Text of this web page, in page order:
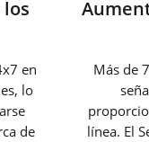
en
lo
de
Más de
línea. El